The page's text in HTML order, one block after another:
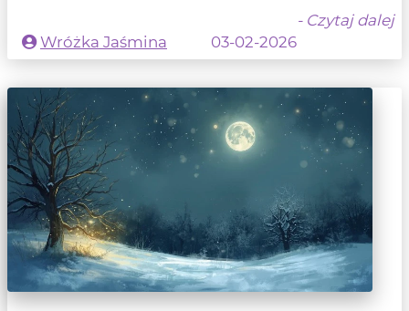
- Czytaj dalej
Wróżka Jaśmina
03-02-2026